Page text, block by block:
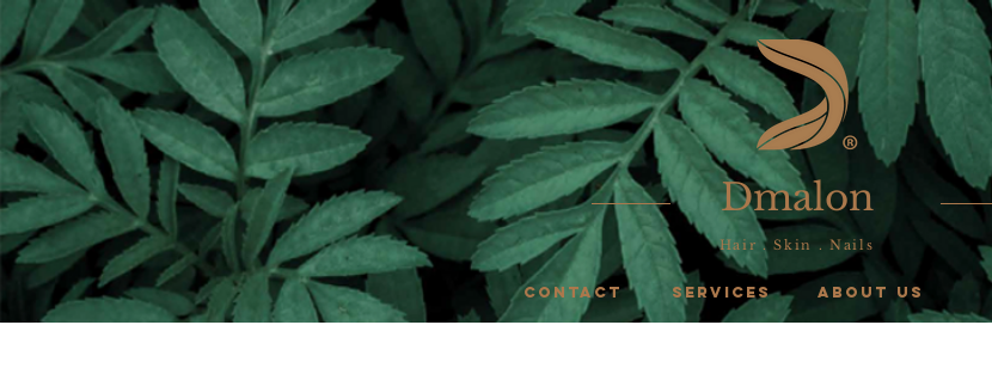
Dmalon
Hair . Skin . Nails
ABOUT US
SERVICES
CONTACT